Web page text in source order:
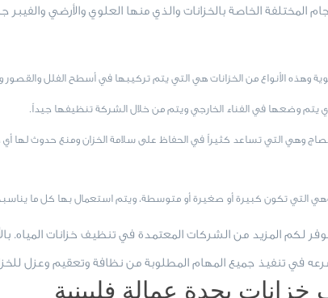
المختلفة الخاصة بالخزانات والذي منها العلوي والأرضي والفيبر
وهذه الأنواع من الخزانات هي التي يتم تركيبها في أسطح الفلل والقصور
يتم وضعها في الفناء الخارجي ويتم من خلال الشركة تنظيفها جيداً.
وهي التي تساعد كثيراً في الحفاظ على سلامة الخزان ومنع حدوث لها
وهي التي تكون كبيرة أو صغيرة أو متوسطة، ويتم استعمال بها كل ما
لكم المزيد من الشركات المعتمدة في تنظيف خزانات المياه.
في تنفيذ جميع المهام المطلوبة من نظافة وتعقيم وعزل
بجدة عمالة فلبينية